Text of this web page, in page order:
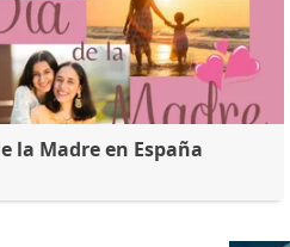
la Madre en España